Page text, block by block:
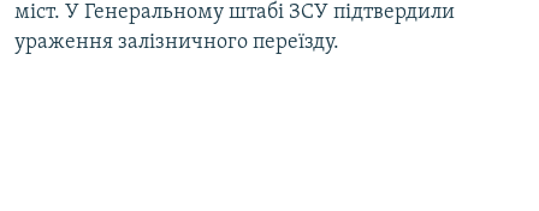
міст. У Генеральному штабі ЗСУ підтвердили
ураження залізничного переїзду.